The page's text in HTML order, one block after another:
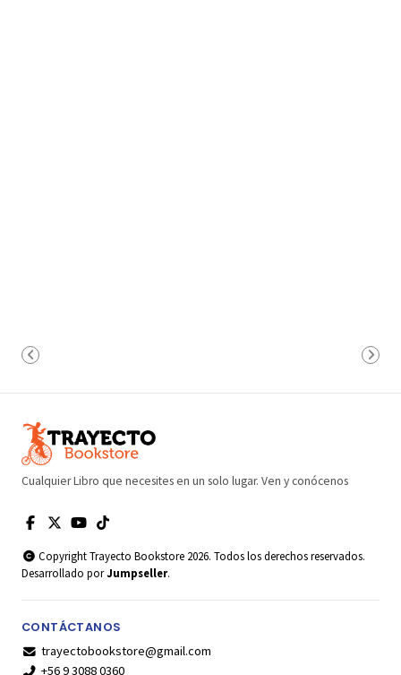
Cualquier Libro que necesites en un solo lugar. Ven y conócenos
Copyright Trayecto Bookstore 2026. Todos los derechos reservados.
Desarrollado porJumpseller.
CONTÁCTANOS
trayectobookstore@gmail.com
+56 9 3088 0360